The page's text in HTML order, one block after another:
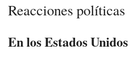
Reacciones políticas
En los Estados Unidos